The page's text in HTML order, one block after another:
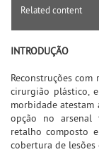
Related content
INTRODUÇÃO
Reconstruções
cirurgião plástico,
morbidade atestam
opção no arsenal
retalho composto
cobertura de